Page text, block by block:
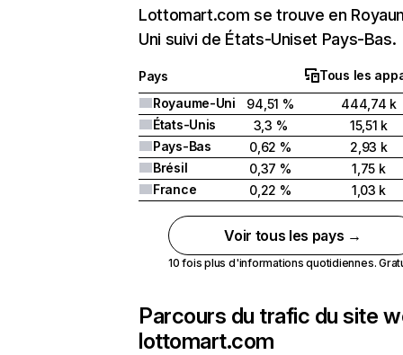
Lottomart.com se trouve en
Uni suivi de États-Uniset Pays-Bas.
Pays
Tous les
Royaume-Uni
94,51 %
444,74 k
États-Unis
3,3 %
15,51 k
Pays-Bas
0,62 %
2,93 k
Brésil
0,37 %
1,75 k
France
0,22 % 1,03 k
Voir tous les pays →
10 fois plus d'informations quotidiennes.
Parcours du trafic du site
lottomart.com